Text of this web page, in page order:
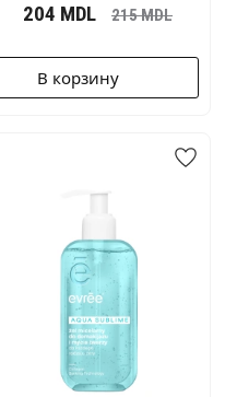
204 MDL 215MDL
В корзину